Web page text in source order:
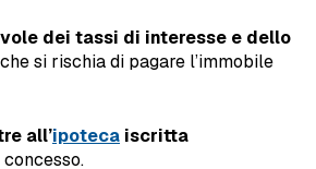
dei tassi di interesse e dello
si rischia di pagare l’immobile
all’ipoteca iscritta